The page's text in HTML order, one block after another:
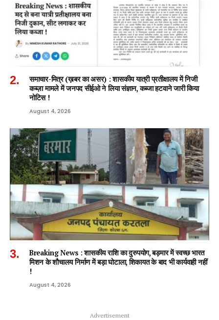
समाचार-मित्र (ख़बर का असर) : शासकीय यात्री प्रतीक्षालय में निजी
कब्ज़ा मामले में जनपद सीईओ ने लिया संज्ञान, कब्जा हटवाने जारी किया
नोटिस !
August 4, 2026
Breaking News : शासकीय राशि का दुरुपयोग, बड़मार में स्वच्छ भारत
मिशन के शौचालय निर्माण में बड़ा घोटाला, शिकायत के बाद भी कार्यवाही नहीं
!
August 4, 2026
Advertisement